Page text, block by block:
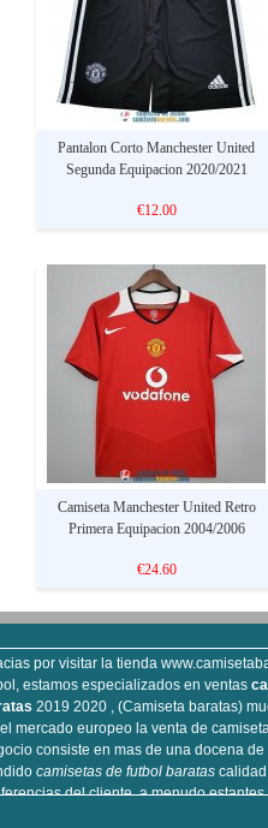
Pantalon Corto Manchester United
Segunda Equipacion 2020/2021
€12.00
Camiseta Manchester United Retro
Primera Equipacion 2004/2006
€24.60
por visitar la tienda
estamos especializados en ventas
2019 2020 , (Camiseta baratas)
mercado europeo la venta de
consiste en mas de una docena
camisetas de futbol baratas
del cliente, a menudo